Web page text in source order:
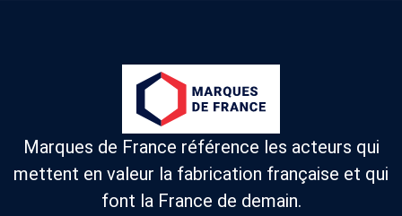
Marques de France référence les acteurs qui
mettent en valeur la fabrication française et qui
font la France de demain.